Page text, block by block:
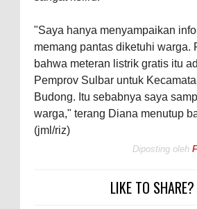
"Saya hanya menyampaikan
memang pantas diketuhi warga.
bahwa meteran listrik gratis itu
Pemprov Sulbar untuk
Budong. Itu sebabnya saya
warga," terang Diana menutup
(jml/riz)
Diposting oleh
LIKE TO SHARE?